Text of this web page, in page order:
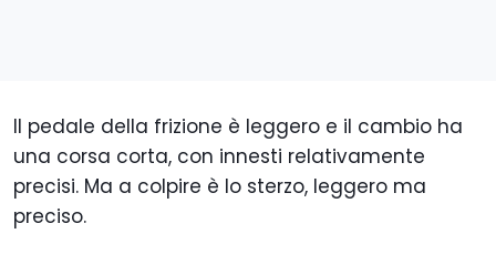
Il pedale della frizione è leggero e il cambio ha
una corsa corta, con innesti relativamente
precisi. Ma a colpire è lo sterzo, leggero ma
preciso.